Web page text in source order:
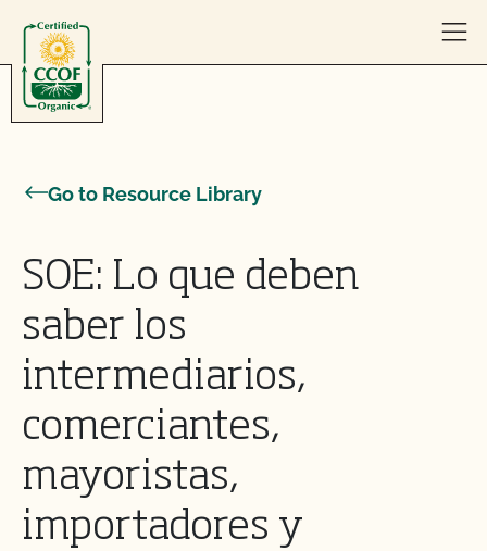
Go to Resource Library
SOE: Lo que deben
saber los
intermediarios,
comerciantes,
mayoristas,
importadores y